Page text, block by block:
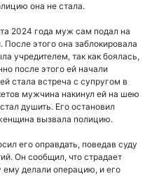
она не стала.
2024 года муж сам подал на
После этого она заблокировала
учредителем, так как боялась,
после этого ей начали
стала встреча с супругом в
мужчина накинул ей на шею
душить. Его остановил
вызвала полицию.
его оправдать, поведав суду
Он сообщил, что страдает
делали операцию, и его